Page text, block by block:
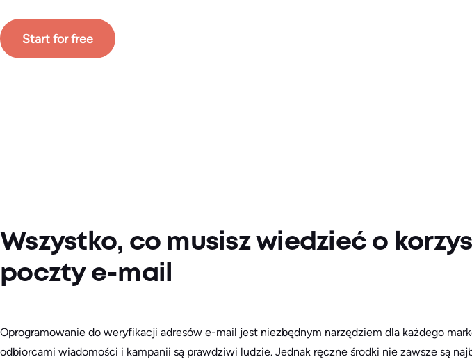
Start for free
Wszystko, co musisz wiedzieć o
poczty e-mail
Oprogramowanie do weryfikacji adresów e-mail jest niezbędnym narzędziem dla każdego
odbiorcami wiadomości i kampanii są prawdziwi ludzie. Jednak ręczne środki nie zawsze są